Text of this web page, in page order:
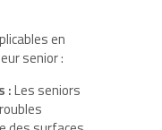
en
senior :
:Les seniors